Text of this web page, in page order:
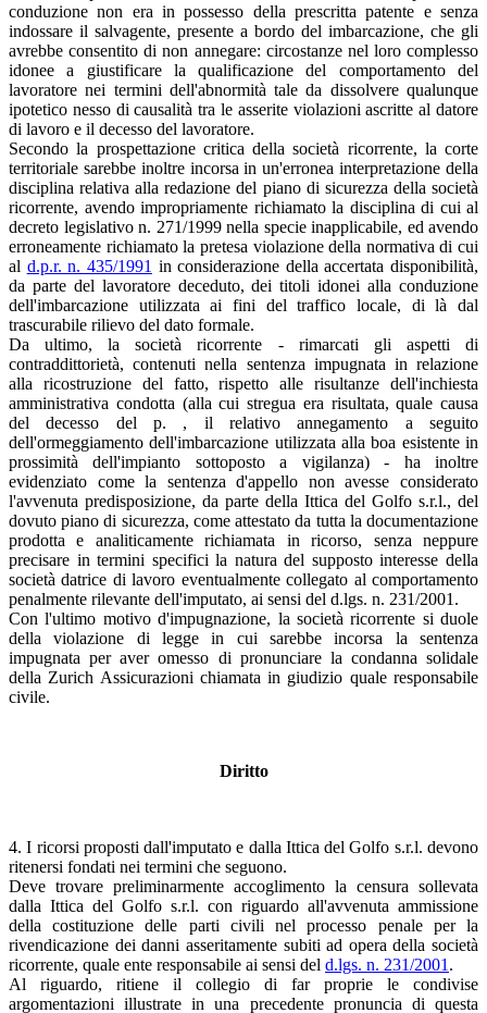
conduzione non era in possesso della prescritta patente e senza
indossare il salvagente, presente a bordo del imbarcazione, che gli
avrebbe consentito di non annegare: circostanze nel loro complesso
idonee a giustificare la qualificazione del comportamento del
lavoratore nei termini dell'abnormità tale da dissolvere qualunque
ipotetico nesso di causalità tra le asserite violazioni ascritte al datore
di lavoro e il decesso del lavoratore.
Secondo la prospettazione critica della società ricorrente, la corte
territoriale sarebbe inoltre incorsa in un'erronea interpretazione della
disciplina relativa alla redazione del piano di sicurezza della società
ricorrente, avendo impropriamente richiamato la disciplina di cui al
decreto legislativo n. 271/1999 nella specie inapplicabile, ed avendo
erroneamente richiamato la pretesa violazione della normativa di cui
al d.p.r. n. 435/1991 in considerazione della accertata disponibilità,
da parte del lavoratore deceduto, dei titoli idonei alla conduzione
dell'imbarcazione utilizzata ai fini del traffico locale, di là dal
trascurabile rilievo del dato formale.
Da ultimo, la società ricorrente - rimarcati gli aspetti di
contraddittorietà, contenuti nella sentenza impugnata in relazione
alla ricostruzione del fatto, rispetto alle risultanze dell'inchiesta
amministrativa condotta (alla cui stregua era risultata, quale causa
del decesso del p. , il relativo annegamento a seguito
dell'ormeggiamento dell'imbarcazione utilizzata alla boa esistente in
prossimità dell'impianto sottoposto a vigilanza) - ha inoltre
evidenziato come la sentenza d'appello non avesse considerato
l'avvenuta predisposizione, da parte della Ittica del Golfo s.r.l., del
dovuto piano di sicurezza, come attestato da tutta la documentazione
prodotta e analiticamente richiamata in ricorso, senza neppure
precisare in termini specifici la natura del supposto interesse della
società datrice di lavoro eventualmente collegato al comportamento
penalmente rilevante dell'imputato, ai sensi del d.lgs. n. 231/2001.
Con l'ultimo motivo d'impugnazione, la società ricorrente si duole
della violazione di legge in cui sarebbe incorsa la sentenza
impugnata per aver omesso di pronunciare la condanna solidale
della Zurich Assicurazioni chiamata in giudizio quale responsabile
civile.
Diritto
4. I ricorsi proposti dall'imputato e dalla Ittica del Golfo s.r.l. devono
ritenersi fondati nei termini che seguono.
Deve trovare preliminarmente accoglimento la censura sollevata
dalla Ittica del Golfo s.r.l. con riguardo all'avvenuta ammissione
della costituzione delle parti civili nel processo penale per la
rivendicazione dei danni asseritamente subiti ad opera della società
ricorrente, quale ente responsabile ai sensi del d.lgs. n. 231/2001 .
Al riguardo, ritiene il collegio di far proprie le condivise
argomentazioni illustrate in una precedente pronuncia di questa